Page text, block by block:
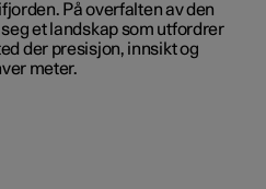
På overfalten av den
et landskap som utfordrer
der presisjon, innsikt og
meter.